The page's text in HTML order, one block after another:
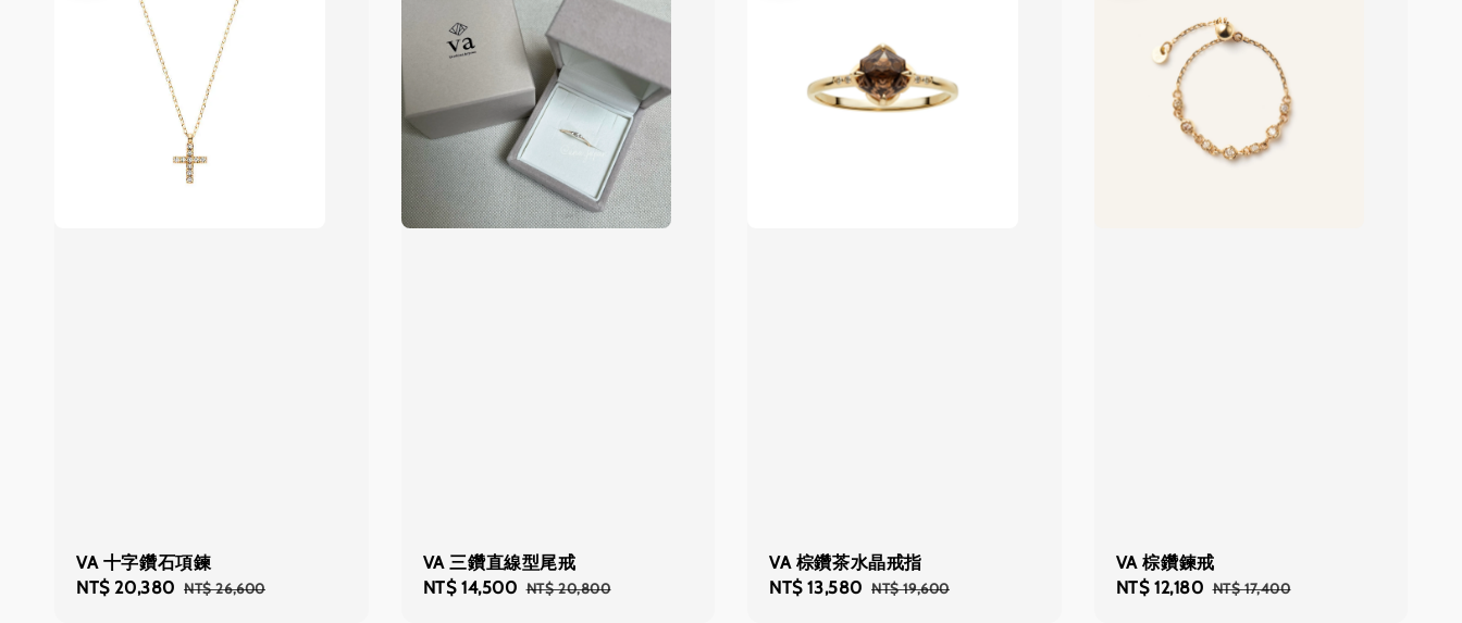
VA 十字鑽石項鍊
Sale
NT$ 20,380 Regular
NT$ 26,600
VA 三鑽直線型尾戒
Sale
NT$ 14,500 Regular
NT$ 20,800
VA 棕鑽茶水晶戒指
Sale
NT$ 13,580 Regular
NT$ 19,600
VA 棕鑽鍊戒
Sale
NT$ 12,180 Regular
NT$ 17,400